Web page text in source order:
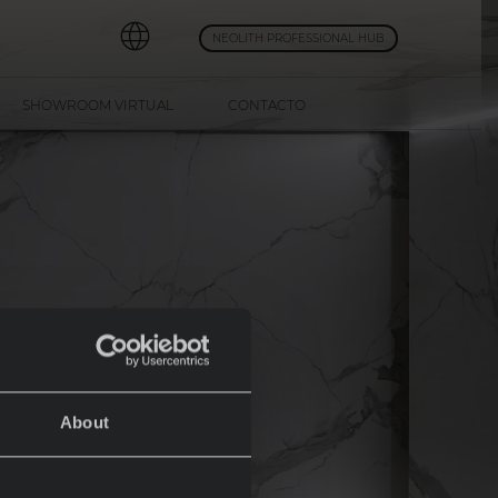
About
NEOLITH PROFESSIONAL HUB
SHOWROOM VIRTUAL CONTACTO